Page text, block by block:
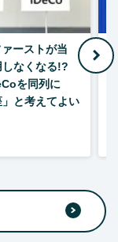
ァーストが当
なくなる!?
を同列に
」と考えてよい